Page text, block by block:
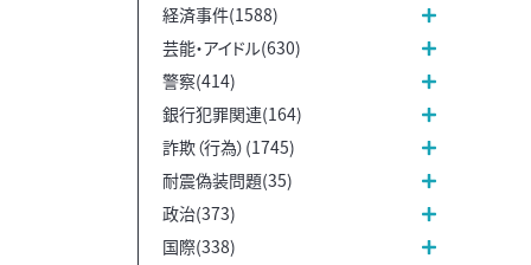
経済事件(1588)
芸能・アイドル(630)
警察(414)
銀行犯罪関連(164)
詐欺（行為）(1745)
耐震偽装問題(35)
政治(373)
国際(338)